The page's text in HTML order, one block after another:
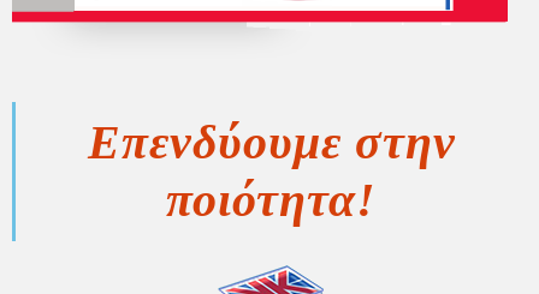
Επενδύουμε στην
ποιότητα!